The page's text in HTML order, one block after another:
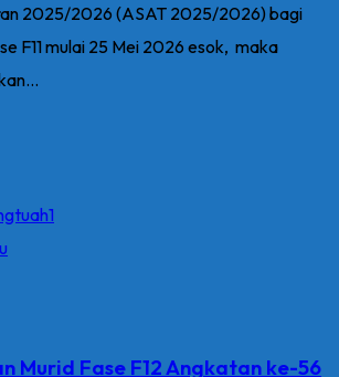
2025/2026 (ASAT 2025/2026) bagi
F11 mulai 25 Mei 2026 esok, maka
Murid Fase F12 Angkatan ke-56